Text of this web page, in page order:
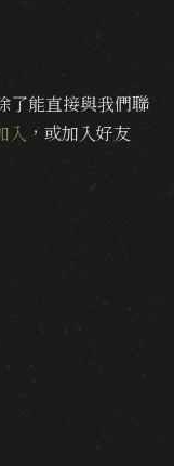
了能直接與我們聯
入 ，或加入好友